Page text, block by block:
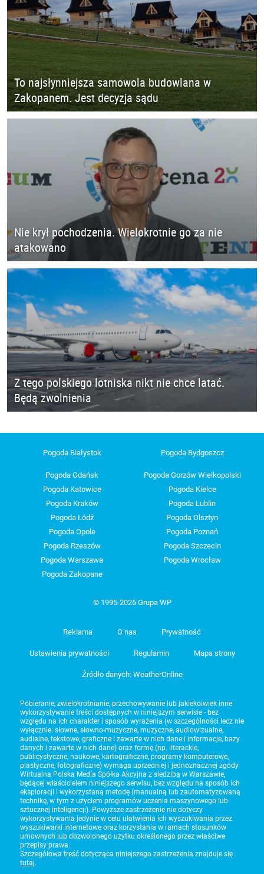
To najsłynniejsza samowola budowlana w
Zakopanem. Jest decyzja sądu
Nie krył pochodzenia. Wielokrotnie go za nie
atakowano
Z tego polskiego lotniska nikt nie chce latać.
Będą zwolnienia
Pogoda Białystok Pogoda Bydgoszcz
Pogoda Gdańsk
Pogoda Gorzów Wielkopolski
Pogoda Katowice
Pogoda Kielce
Pogoda Kraków
Pogoda Lublin
Pogoda Łódź
Pogoda Olsztyn
Pogoda Opole
Pogoda Poznań
Pogoda Rzeszów
Pogoda Szczecin
Pogoda Warszawa
Pogoda Wrocław
Pogoda Zakopane
© 1995-2026 Grupa WP
Reklama O nas Prywatność
Ustawienia prywatności Regulamin Mapa strony
Źródło danych: WeatherOnline
Pobieranie, zwielokrotnianie, przechowywanie lub jakiekolwiek inne
wykorzystywanie treści dostępnych w niniejszym serwisie - bez
względu na ich charakter i sposób wyrażenia (w szczególności lecz nie
wyłącznie: słowne, słowno-muzyczne, muzyczne, audiowizualne,
audialne, tekstowe, graficzne i zawarte w nich dane i informacje, bazy
danych i zawarte w nich dane) oraz formę (np. literackie,
publicystyczne, naukowe, kartograficzne, programy komputerowe,
plastyczne, fotograficzne) wymaga uprzedniej i jednoznacznej zgody
Wirtualna Polska Media Spółka Akcyjna z siedzibą w Warszawie,
będącej właścicielem niniejszego serwisu, bez względu na sposób ich
eksploracji i wykorzystaną metodę (manualną lub zautomatyzowaną
technikę, w tym z użyciem programów uczenia maszynowego lub
sztucznej inteligencji). Powyższe zastrzeżenie nie dotyczy
wykorzystywania jedynie w celu ułatwienia ich wyszukiwania przez
wyszukiwarki internetowe oraz korzystania w ramach stosunków
umownych lub dozwolonego użytku określonego przez właściwe
przepisy prawa.
Szczegółowa treść dotycząca niniejszego zastrzeżenia znajduje się
tutaj.